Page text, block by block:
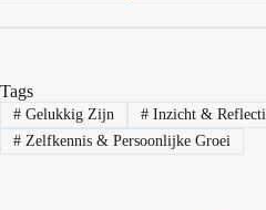
Tags
#Gelukkig Zijn #Inzicht &
#Zelfkennis & Persoonlijke Groei